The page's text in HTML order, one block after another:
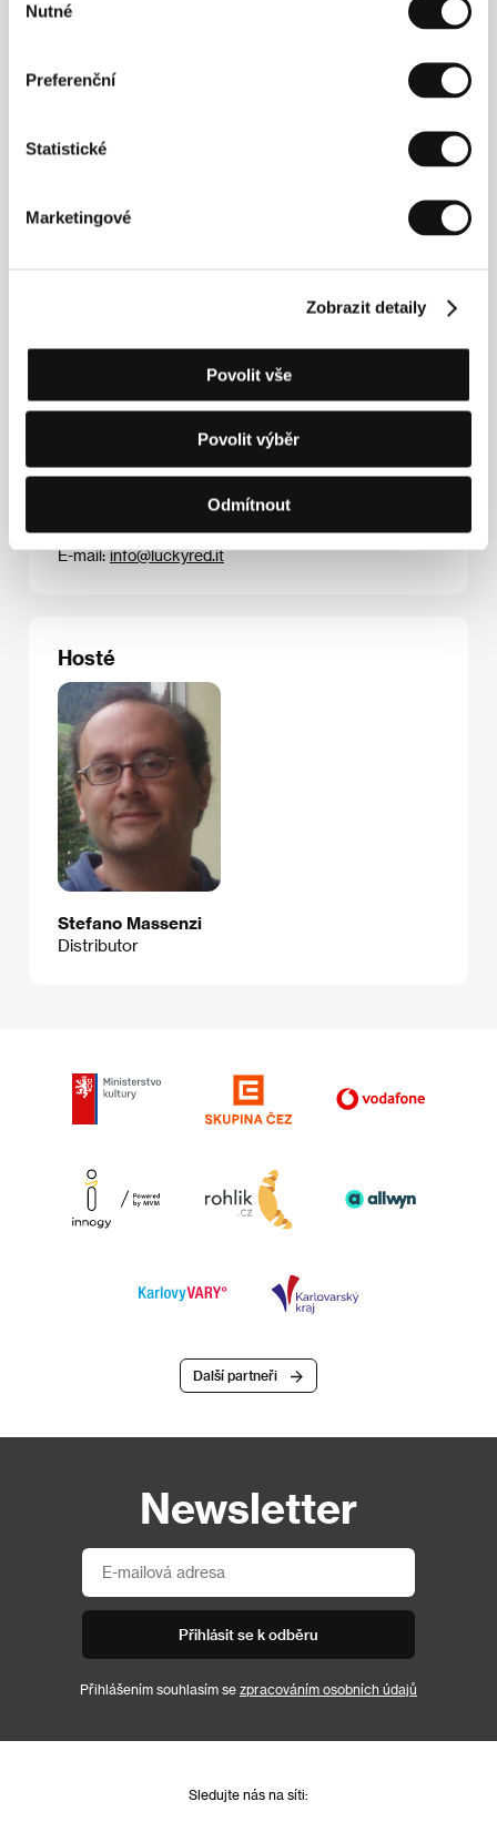
souhlasu
Nutné
Preferenční
Statistické
Marketingové
Zobrazit detaily
Povolit vše
Povolit výběr
Odmítnout
letech 1996-98 kurzy scenáristiky Uga Pirra na Nové
univerzitě filmu a televize v Římě. Publikoval sbírku
Figli del deserto(2009).
Kontakty
Via Chinotto 16, 00195, Rome
Tel: +39 063 759 441
Fax: +39 063 735 2310
E-mail:info@luckyred.it
Hosté
Stefano Massenzi
Distributor
Další partneři
Newsletter
Přihlásit se k odběru
Přihlášením souhlasím se zpracováním osobních údajů
Sledujte nás na síti: